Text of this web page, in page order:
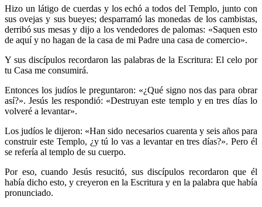
Hizo un látigo de cuerdas y los echó a todos del Templo, junto con
sus ovejas y sus bueyes; desparramó las monedas de los cambistas,
derribó sus mesas y dijo a los vendedores de palomas: «Saquen esto
de aquí y no hagan de la casa de mi Padre una casa de comercio».
Y sus discípulos recordaron las palabras de la Escritura: El celo por
tu Casa me consumirá.
Entonces los judíos le preguntaron: «¿Qué signo nos das para obrar
así?». Jesús les respondió: «Destruyan este templo y en tres días lo
volveré a levantar».
Los judíos le dijeron: «Han sido necesarios cuarenta y seis años para
construir este Templo, ¿y tú lo vas a levantar en tres días?». Pero él
se refería al templo de su cuerpo.
Por eso, cuando Jesús resucitó, sus discípulos recordaron que él
había dicho esto, y creyeron en la Escritura y en la palabra que había
pronunciado.